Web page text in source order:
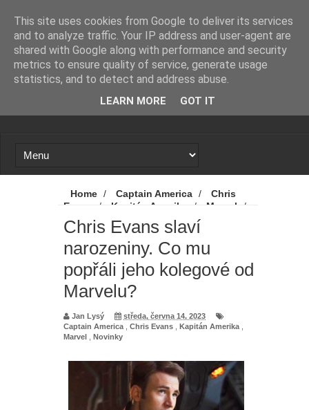
Loading...
Home / Captain America /
Chris
Evans
/ Kapitán Amerika / Marvel
/
Novinky
/
Chris Evans slaví narozeniny.
Co mu popřáli jeho kolegové od Marvelu?
Chris Evans slaví
narozeniny. Co mu
popřáli jeho kolegové od
Marvelu?
Jan Lysý
středa, června 14, 2023
Captain America
Chris Evans Kapitán Amerika
Marvel
Novinky
This site uses cookies from Google to deliver its services
and to analyze traffic. Your IP address and user-agent are
shared with Google along with performance and security
metrics to ensure quality of service, generate usage
statistics, and to detect and address abuse.
LEARN MORE GOT IT